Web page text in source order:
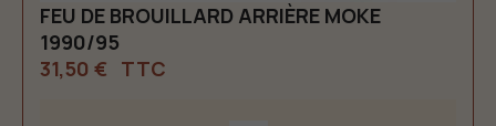
FEU DE BROUILLARD ARRIÈRE MOKE
1990/95
31,50 € TTC